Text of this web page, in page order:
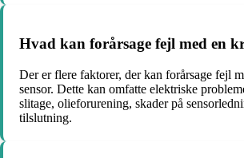
Hvad kan forårsage fejl med en
Der er flere faktorer, der kan forårsage fejl
sensor. Dette kan omfatte elektriske
slitage, olieforurening, skader på
tilslutning.